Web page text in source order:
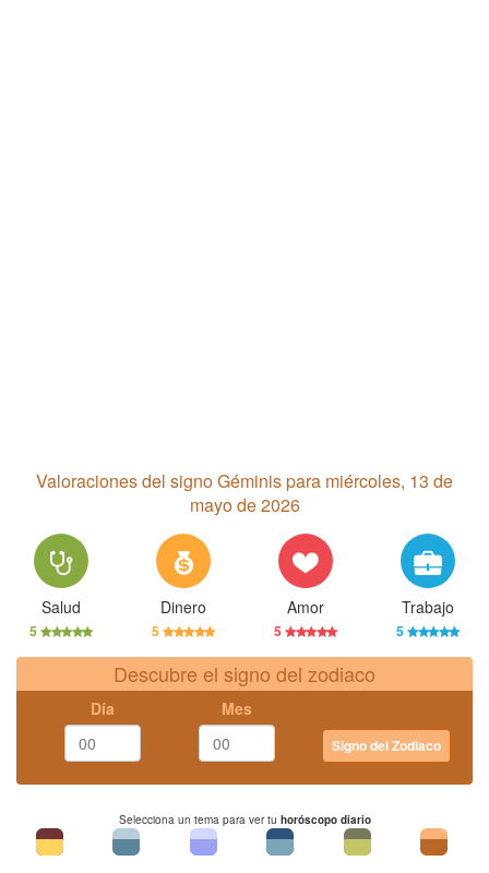
Valoraciones del signo Géminis para miércoles, 13 de
mayo de 2026
Salud
5
Dinero
5
Amor
5
Trabajo
5
Descubre el signo del zodiaco
Día Mes
Signo del Zodiaco
Selecciona un tema para ver tu horóscopo diario